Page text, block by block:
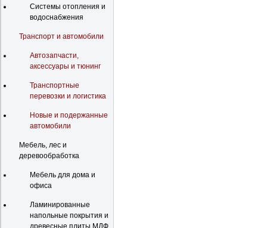
Системы отопления и
водоснабжения
Транспорт и автомобили
Автозапчасти,
аксессуары и тюнинг
Транспортные
перевозки и логистика
Новые и подержанные
автомобили
Мебель, лес и
деревообработка
Мебель для дома и
офиса
Ламинированные
напольные покрытия и
древесные плиты МДФ,